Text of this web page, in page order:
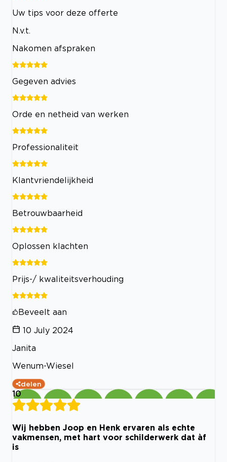
Uw tips voor deze offerte
N.v.t.
Nakomen afspraken
Gegeven advies
Orde en netheid van werken
Professionaliteit
Klantvriendelijkheid
Betrouwbaarheid
Oplossen klachten
Prijs-/ kwaliteitsverhouding
Beveelt aan
10 July 2024
Janita
Wenum-Wiesel
delen
10
Wij hebben Joop en Henk ervaren als echte
vakmensen, met hart voor schilderwerk dat àf
is